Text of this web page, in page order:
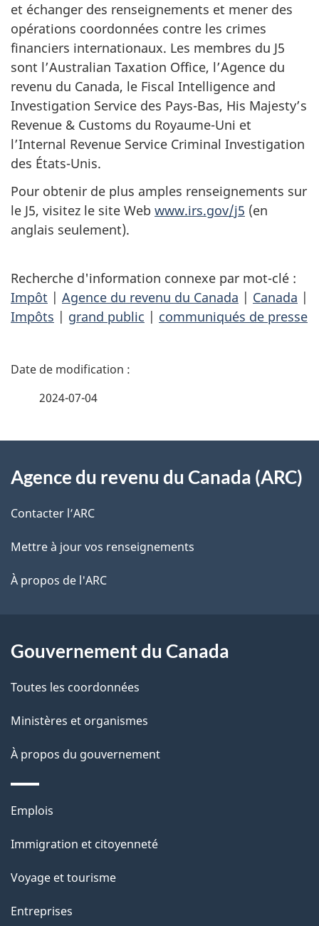
et échanger des renseignements et mener des
opérations coordonnées contre les crimes
financiers internationaux. Les membres du J5
sont l’Australian Taxation Office, l’Agence du
revenu du Canada, le Fiscal Intelligence and
Investigation Service des Pays-Bas, His Majesty’s
Revenue & Customs du Royaume-Uni et
l’Internal Revenue Service Criminal Investigation
des États-Unis.
Pour obtenir de plus amples renseignements sur
le J5, visitez le site Web www.irs.gov/j5 (en
anglais seulement).
Recherche d'information connexe par mot-clé :
Impôt | Agence du revenu du Canada | Canada |
Impôts | grand public | communiqués de presse
D
i
l
s
d
l
p
a
g
e
2024-07-04
propos
de
ce
site
Agence du revenu du Canada (ARC)
Contacter l’ARC
Mettre à jour vos renseignements
À propos de l'ARC
Gouvernement du Canada
Toutes les coordonnées
Ministères et organismes
À propos du gouvernement
Thèmes
sujets
Emplois
Immigration et citoyenneté
Voyage et tourisme
Entreprises